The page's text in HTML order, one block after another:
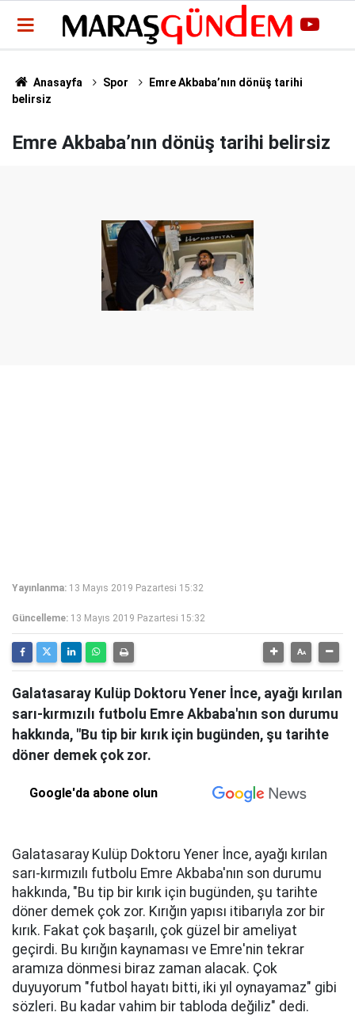
Anasayfa Spor
Emre Akbaba’nın dönüş tarihi
belirsiz
Emre Akbaba’nın dönüş tarihi belirsiz
Yayınlanma: 13 Mayıs 2019 Pazartesi 15:32
Güncelleme: 13 Mayıs 2019 Pazartesi 15:32
Galatasaray Kulüp Doktoru Yener İnce, ayağı kırılan
sarı-kırmızılı futbolu Emre Akbaba'nın son durumu
hakkında, "Bu tip bir kırık için bugünden, şu tarihte
döner demek çok zor.
Google'da abone olun
Galatasaray Kulüp Doktoru Yener İnce, ayağı kırılan
sarı-kırmızılı futbolu Emre Akbaba'nın son durumu
hakkında, "Bu tip bir kırık için bugünden, şu tarihte
döner demek çok zor. Kırığın yapısı itibarıyla zor bir
kırık. Fakat çok başarılı, çok güzel bir ameliyat
geçirdi. Bu kırığın kaynaması ve Emre'nin tekrar
aramıza dönmesi biraz zaman alacak. Çok
duyuyorum "futbol hayatı bitti, iki yıl oynayamaz" gibi
sözleri. Bu kadar vahim bir tabloda değiliz" dedi.